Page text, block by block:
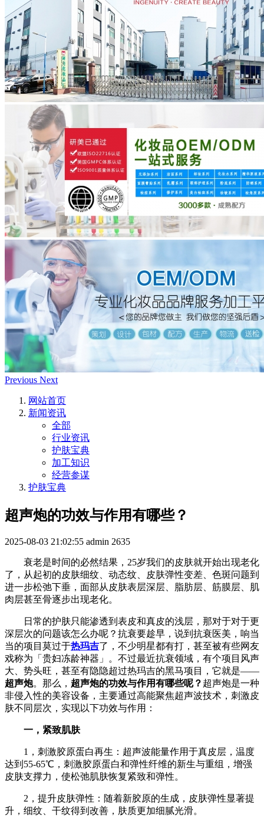
Previous Next
网站首页
新闻资讯
全部
行业资讯
护肤宝典
加工知识
经营参谋
护肤宝典
超声炮的功效与作用有哪些？
2025-08-03 21:02:55 admin 2635
衰老是时间的必然结果，25岁我们的皮肤就开始出现老化
了，从起初的皮肤细纹、动态纹、皮肤弹性变差、色斑问题到
进一步松弛下垂，面部从皮肤表层深层、脂肪层、筋膜层、肌
肉层甚至骨逐步出现老化。
日常的护肤只能渗透到表皮和真皮的浅层，那对于对于更
深层次的问题该怎么办呢？抗衰要趁早，说到抗衰医美，响当
当的项目莫过于热玛吉了，不少明星都有打，甚至被有些网友
戏称为「贵妇冻龄神器」。不过最近抗衰领域，有个项目风声
大、势头旺，甚至有隐隐超过热玛吉的黑马项目，它就是——
超声炮。那么， 超声炮的功效与作用有哪些呢？ 超声炮是一种
非侵入性的美容设备，主要通过高能聚焦超声波技术，刺激皮
肤不同层次，实现以下功效与作用：
一，紧致肌肤
1，刺激胶原蛋白再生：超声波能量作用于真皮层，温度
达到55-65℃，刺激胶原蛋白和弹性纤维的新生与重组，增强
皮肤支撑力，使松弛肌肤恢复紧致和弹性。
2，提升皮肤弹性：随着新胶原的生成，皮肤弹性显著提
升，细纹、干纹得到改善，肤质更加细腻光滑。